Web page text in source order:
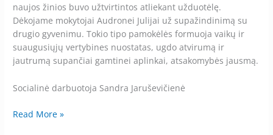
naujos žinios buvo užtvirtintos atliekant užduotėlę.
Dėkojame mokytojai Audronei Julijai už supažindinimą su
drugio gyvenimu. Tokio tipo pamokėlės formuoja vaikų ir
suaugusiųjų vertybines nuostatas, ugdo atvirumą ir
jautrumą supančiai gamtinei aplinkai, atsakomybės jausmą.
Socialinė darbuotoja Sandra Jaruševičienė
Read More »